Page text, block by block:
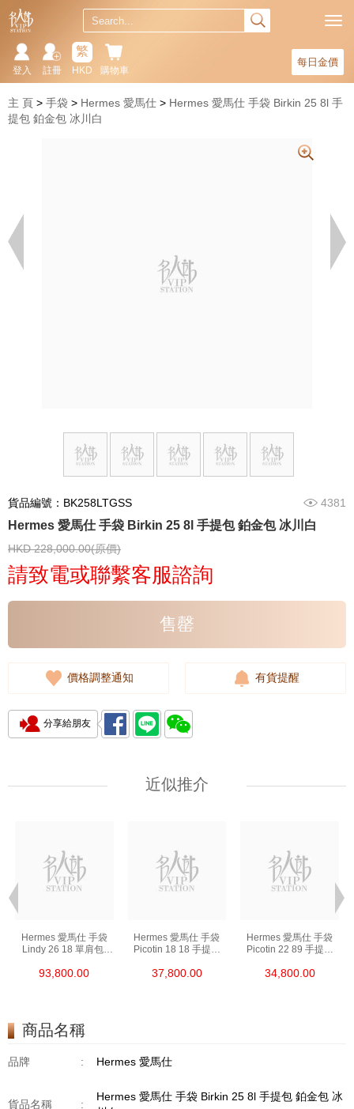
每日金價
購物車
繁
HKD
註冊
登入
主 頁 手袋 Hermes 愛馬仕
Hermes 愛馬仕 手袋 Birkin 25 8l 手
提包 鉑金包 冰川白
貨品編號：BK258LTGSS 4381
Hermes 愛馬仕 手袋 Birkin 25 8l 手提包 鉑金包 冰川白
HKD 228,000.00(原價)
請致電或聯繫客服諮詢
售罄
價格調整通知 有貨提醒
分享給朋友
近似推介
Hermes 愛馬仕 手袋
Lindy 26 18 單肩包/
93,800.00
Hermes 愛馬仕 手袋
Picotin 18 18 手提包
37,800.00
Hermes 愛馬仕 手袋
Picotin 22 89 手提包
34,800.00
商品名稱
品牌 : Hermes 愛馬仕
貨品名稱 :
Hermes 愛馬仕 手袋 Birkin 25 8l 手提包 鉑金包 冰